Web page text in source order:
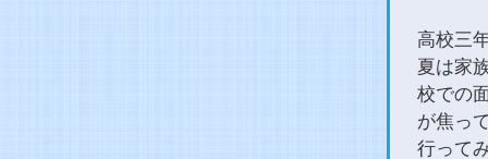
高校三
夏は家
校での
が焦っ
行って